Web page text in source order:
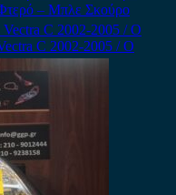
– Μπλε Σκούρο
C 2002-2005 / Ο